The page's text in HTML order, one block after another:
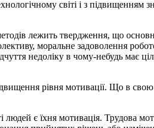
світі і з підвищенням
лежить твердження, що
моральне задоволення
недоліку в чому-небудь має
рівня мотивації. Що в свою
людей є їхня мотивація. Трудова